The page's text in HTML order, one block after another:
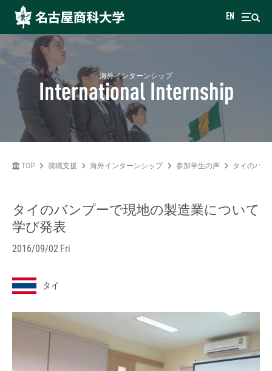
EN
海外インターンシップ
International Internship
TOP 就職支援 海外インターンシップ 参加学生の声 タイのバン
タイのバンプーで現地の製造業について
学び発表
2016/09/02 Fri
タイ